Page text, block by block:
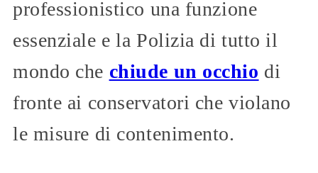
professionistico una funzione
essenziale e la Polizia di tutto il
mondo che chiude un occhio di
fronte ai conservatori che violano
le misure di contenimento.